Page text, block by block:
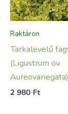
Raktáron
Tarkalevelű
(Ligustrum ov.
Aureovariegata)
2 980 Ft